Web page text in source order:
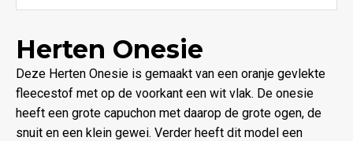
Herten Onesie
Deze Herten Onesie is gemaakt van een oranje gevlekte
fleecestof met op de voorkant een wit vlak. De onesie
heeft een grote capuchon met daarop de grote ogen, de
snuit en een klein gewei. Verder heeft dit model een